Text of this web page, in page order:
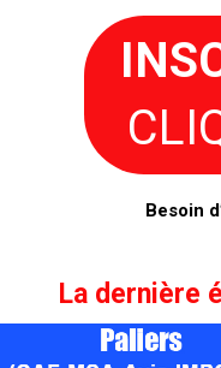
Besoin
La dernière